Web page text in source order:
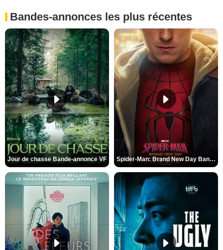
Bandes-annonces les plus récentes
Jour de chasse Bande-annonce VF Spider-Man: Brand New Day Bande-annonce (3) VO STFR